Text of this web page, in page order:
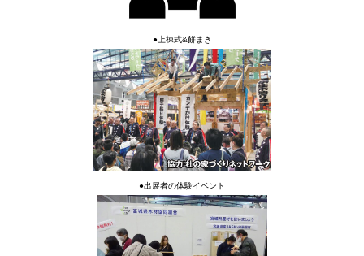
●上棟式&餅まき
●出展者の体験イベント